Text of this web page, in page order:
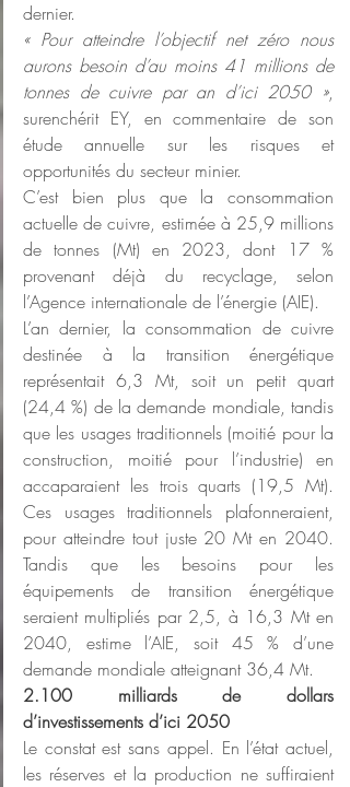
dernier.
« Pour atteindre l’objectif net zéro nous
aurons besoin d’au moins 41 millions de
tonnes de cuivre par an d’ici 2050 »,
surenchérit EY, en commentaire de son
étude annuelle sur les risques et
opportunités du secteur minier.
C’est bien plus que la consommation
actuelle de cuivre, estimée à 25,9 millions
de tonnes (Mt) en 2023, dont 17 %
provenant déjà du recyclage, selon
l’Agence internationale de l’énergie (AIE).
L’an dernier, la consommation de cuivre
destinée à la transition énergétique
représentait 6,3 Mt, soit un petit quart
(24,4 %) de la demande mondiale, tandis
que les usages traditionnels (moitié pour la
construction, moitié pour l’industrie) en
accaparaient les trois quarts (19,5 Mt).
Ces usages traditionnels plafonneraient,
pour atteindre tout juste 20 Mt en 2040.
Tandis que les besoins pour les
équipements de transition énergétique
seraient multipliés par 2,5, à 16,3 Mt en
2040, estime l’AIE, soit 45 % d’une
demande mondiale atteignant 36,4 Mt.
2.100 milliards de dollars
d’investissements d’ici 2050
Le constat est sans appel. En l’état actuel,
les réserves et la production ne suffiraient